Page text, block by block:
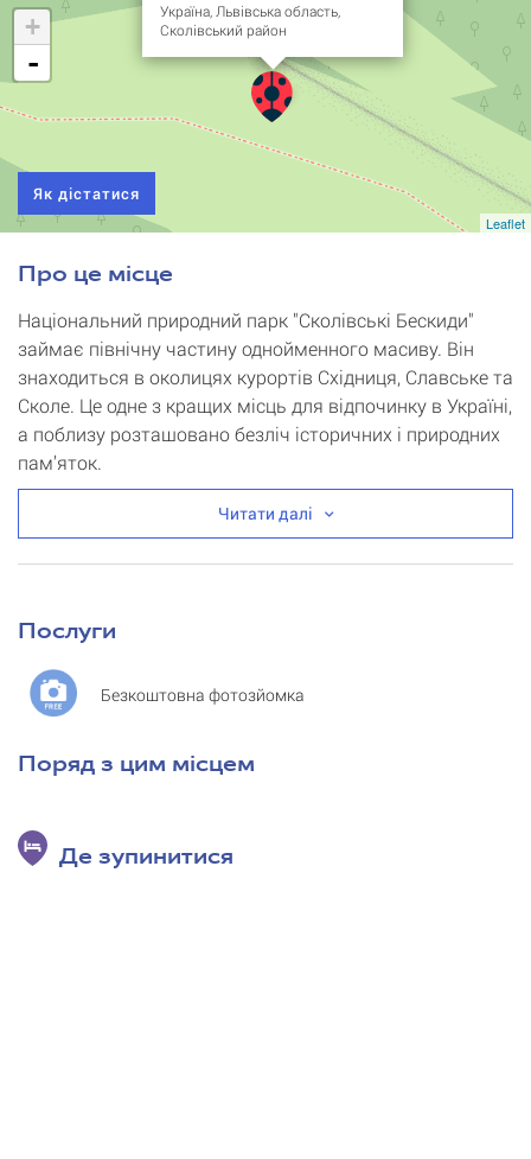
Україна, Львівська область,
Сколівський район
+
-
Leaflet
Як дістатися
Про це місце
Національний природний парк "Сколівські Бескиди"
займає північну частину однойменного масиву. Він
знаходиться в околицях курортів Східниця, Славське та
Сколе. Це одне з кращих місць для відпочинку в Україні,
а поблизу розташовано безліч історичних і природних
пам’яток.
Читати далі
Послуги
Безкоштовна фотозйомка
Поряд з цим місцем
Де зупинитися